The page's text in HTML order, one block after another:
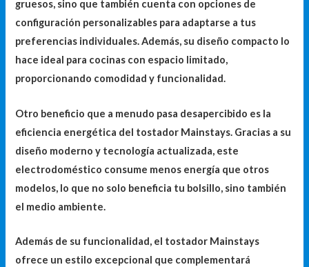
gruesos, sino que también cuenta con opciones de
configuración personalizables para adaptarse a tus
preferencias individuales. Además, su diseño compacto lo
hace ideal para cocinas con espacio limitado,
proporcionando comodidad y funcionalidad.
Otro beneficio que a menudo pasa desapercibido es la
eficiencia energética del tostador Mainstays. Gracias a su
diseño moderno y tecnología actualizada, este
electrodoméstico consume menos energía que otros
modelos, lo que no solo beneficia tu bolsillo, sino también
el medio ambiente.
Además de su funcionalidad, el tostador Mainstays
ofrece un estilo excepcional que complementará